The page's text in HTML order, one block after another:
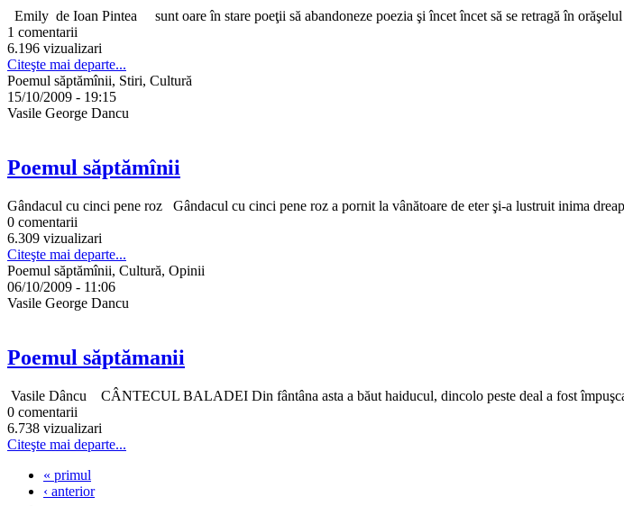
Emily de Ioan Pintea sunt oare în stare poeţii să abandoneze poezia şi încet încet să se retragă în
1 comentarii
6.196 vizualizari
Citeşte mai departe...
Poemul săptămînii, Stiri, Cultură
15/10/2009 - 19:15
Vasile George Dancu
Poemul săptămînii
Gândacul cu cinci pene roz Gândacul cu cinci pene roz a pornit la vânătoare de eter şi-a lustruit inima
0 comentarii
6.309 vizualizari
Citeşte mai departe...
Poemul săptămînii, Cultură, Opinii
06/10/2009 - 11:06
Vasile George Dancu
Poemul săptămanii
Vasile Dâncu CÂNTECUL BALADEI Din fântâna asta a băut haiducul, dincolo peste deal a fost
0 comentarii
6.738 vizualizari
Citeşte mai departe...
« primul
‹ anterior